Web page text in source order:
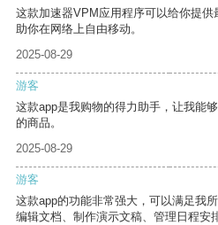
这款加速器VPM应用程序可以给你提
助你在网络上自由移动。
2025-08-29
游客
这款app是我购物的得力助手，让我能
的商品。
2025-08-29
游客
这款app的功能非常强大，可以满足我
编辑文档、制作演示文稿、管理日程安